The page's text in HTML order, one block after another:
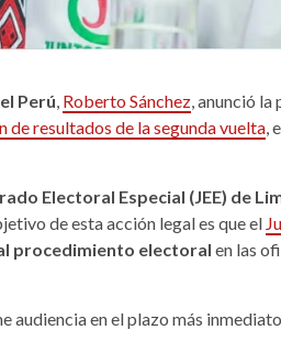
Perú Roberto Sánchez , anunció
de resultados de la segunda vuelta ,
Electoral Especial (JEE) de
de esta acción legal es que el
procedimiento electoral en las
audiencia en el plazo más